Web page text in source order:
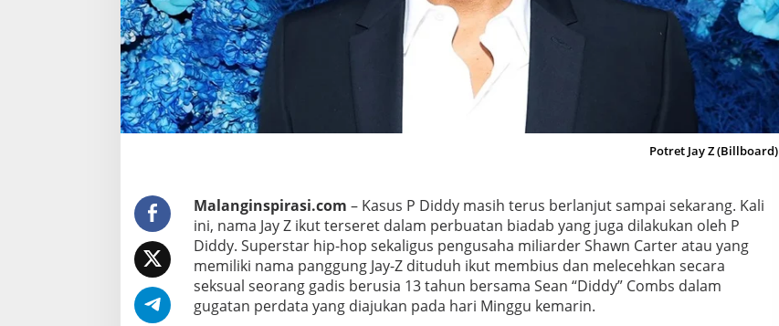
a
y
Z
B
a
n
Potret Jay Z (Billboard)
Malanginspirasi.com – Kasus P Diddy masih terus berlanjut sampai sekarang. Kali
ini, nama Jay Z ikut terseret dalam perbuatan biadab yang juga dilakukan oleh P
Diddy. Superstar hip-hop sekaligus pengusaha miliarder Shawn Carter atau yang
memiliki nama panggung Jay-Z dituduh ikut membius dan melecehkan secara
seksual seorang gadis berusia 13 tahun bersama Sean “Diddy” Combs dalam
gugatan perdata yang diajukan pada hari Minggu kemarin.